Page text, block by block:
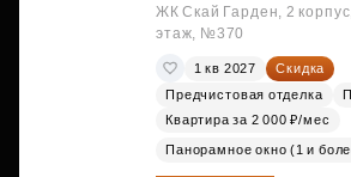
ЖК Скай Гарден, 2
этаж, №370
1 кв 2027
Скидка
Предчистовая отделка
Квартира за 2 000 ₽/мес
Панорамное окно (1 и